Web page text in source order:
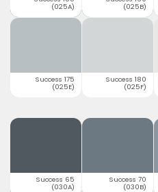
(025A)
(025B)
Success 175
(025E)
Success 180
(025F)
Success 65
(030A)
Success 70
(030B)